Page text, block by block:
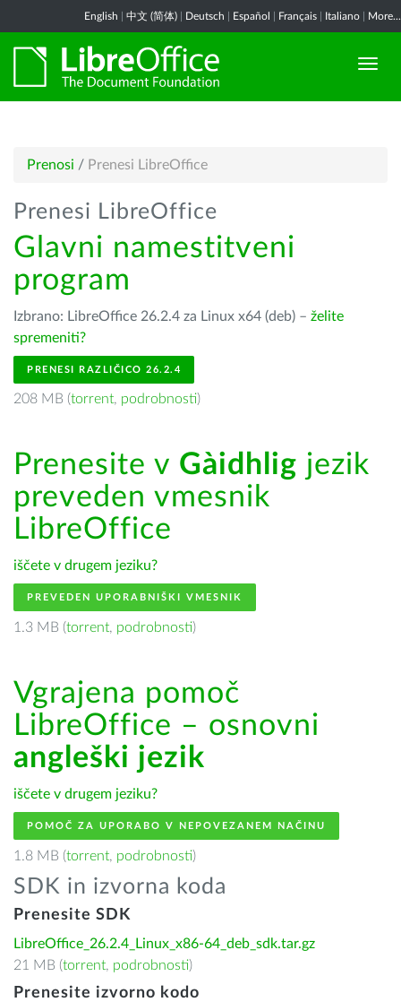
English 中文 (简体) Deutsch Español Français Italiano More...
Prenosi / Prenesi LibreOffice
Prenesi LibreOffice
Glavni namestitveni
program
Izbrano: LibreOffice 26.2.4 za Linux x64 (deb) – želite
spremeniti?
PRENESI RAZLIČICO 26.2.4
208 MB (torrent, podrobnosti)
Prenesite v Gàidhlig jezik
preveden vmesnik
LibreOffice
iščete v drugem jeziku?
PREVEDEN UPORABNIŠKI VMESNIK
1.3 MB (torrent, podrobnosti)
Vgrajena pomoč
LibreOffice – osnovni
angleški jezik
iščete v drugem jeziku?
POMOČ ZA UPORABO V NEPOVEZANEM NAČINU
1.8 MB (torrent, podrobnosti)
SDK in izvorna koda
Prenesite SDK
LibreOffice_26.2.4_Linux_x86-64_deb_sdk.tar.gz
21 MB (torrent, podrobnosti)
Prenesite izvorno kodo